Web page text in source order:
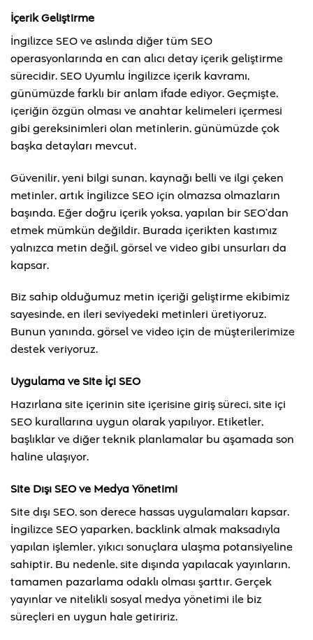
İçerik Geliştirme
İngilizce SEO ve aslında diğer tüm SEO
operasyonlarında en can alıcı detay içerik geliştirme
sürecidir. SEO Uyumlu İngilizce içerik kavramı,
günümüzde farklı bir anlam ifade ediyor. Geçmişte,
içeriğin özgün olması ve anahtar kelimeleri içermesi
gibi gereksinimleri olan metinlerin, günümüzde çok
başka detayları mevcut.
Güvenilir, yeni bilgi sunan, kaynağı belli ve ilgi çeken
metinler, artık İngilizce SEO için olmazsa olmazların
başında. Eğer doğru içerik yoksa, yapılan bir SEO’dan
etmek mümkün değildir. Burada içerikten kastımız
yalnızca metin değil, görsel ve video gibi unsurları da
kapsar.
Biz sahip olduğumuz metin içeriği geliştirme ekibimiz
sayesinde, en ileri seviyedeki metinleri üretiyoruz.
Bunun yanında, görsel ve video için de müşterilerimize
destek veriyoruz.
Uygulama ve Site İçi SEO
Hazırlana site içerinin site içerisine giriş süreci, site içi
SEO kurallarına uygun olarak yapılıyor. Etiketler,
başlıklar ve diğer teknik planlamalar bu aşamada son
haline ulaşıyor.
Site Dışı SEO ve Medya Yönetimi
Site dışı SEO, son derece hassas uygulamaları kapsar.
İngilizce SEO yaparken, backlink almak maksadıyla
yapılan işlemler, yıkıcı sonuçlara ulaşma potansiyeline
sahiptir. Bu nedenle, site dışında yapılacak yayınların,
tamamen pazarlama odaklı olması şarttır. Gerçek
yayınlar ve nitelikli sosyal medya yönetimi ile biz
süreçleri en uygun hale getiririz.